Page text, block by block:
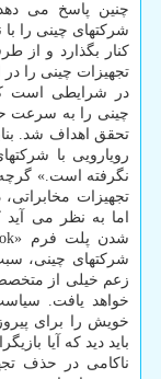
چنین پاسخ می
شرکتهای چینی را با
کنار بگذارد و از
تجهیزات چینی را
در شرایطی است
چینی را به سرعت
تحقق اهداف شد.
رویارویی با
نگرفته است.» گرچه
تجهیزات
اما به نظر می
شرکتهای چینی،
زعم خیلی از
خواهد یافت.
خویش را برای
باید دید که آیا
ناکامی در حذف